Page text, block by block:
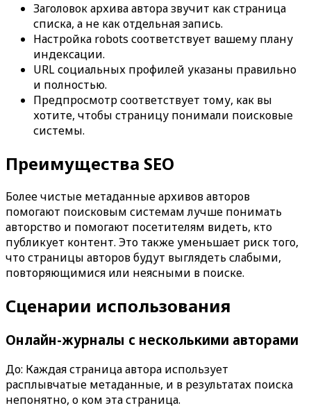
Заголовок архива автора звучит как страница
списка, а не как отдельная запись.
Настройка robots соответствует вашему плану
индексации.
URL социальных профилей указаны правильно
и полностью.
Предпросмотр соответствует тому, как вы
хотите, чтобы страницу понимали поисковые
системы.
Преимущества SEO
Более чистые метаданные архивов авторов
помогают поисковым системам лучше понимать
авторство и помогают посетителям видеть, кто
публикует контент. Это также уменьшает риск того,
что страницы авторов будут выглядеть слабыми,
повторяющимися или неясными в поиске.
Сценарии использования
Онлайн-журналы с несколькими авторами
До: Каждая страница автора использует
расплывчатые метаданные, и в результатах поиска
непонятно, о ком эта страница.